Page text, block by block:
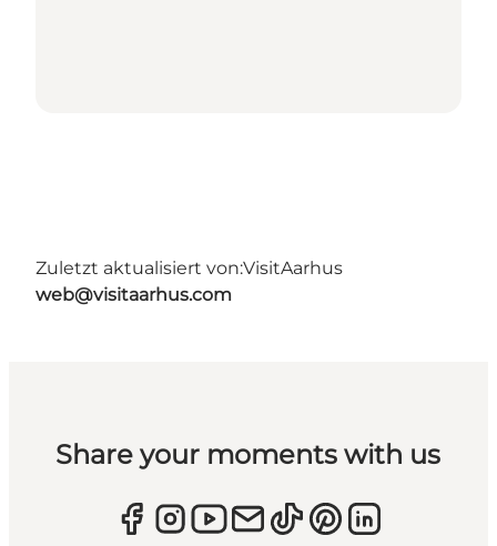
Zuletzt aktualisiert von:VisitAarhus
web@visitaarhus.com
Share your moments with us